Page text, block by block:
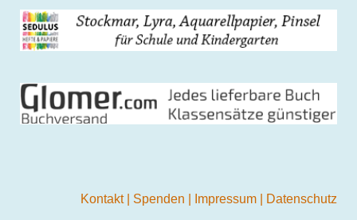
Kontakt Spenden Impressum Datenschutz